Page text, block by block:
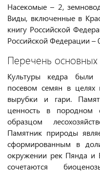
Насекомые – 2,
Виды, включенные в
книгу Российской
Российской Федерации –
Перечень
Культуры кедра были
посевом семян в целях
вырубки и гари.
ценность в породном
образцом
Памятник природы
сформированным в
окружении рек Пянда и
сочетаются